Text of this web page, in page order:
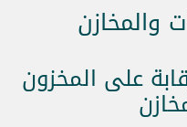
والمخازن
على المخزون